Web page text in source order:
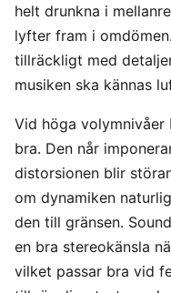
helt drunkna i
lyfter fram i
tillräckligt med
musiken ska kännas
Vid höga
bra. Den når
distorsionen blir
om dynamiken
den till gränsen.
en bra stereokänsla
vilket passar bra vid